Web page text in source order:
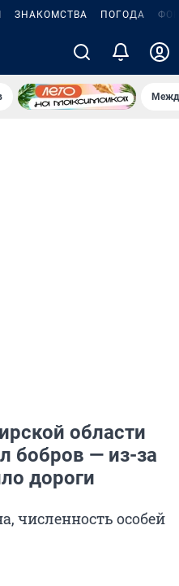
ЗНАКОМСТВА ПОГОДА
области
бобров — из-за
дороги
численность особей